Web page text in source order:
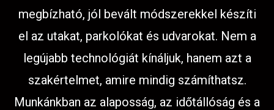
megbízható, jól bevált módszerekkel készíti
el az utakat, parkolókat és udvarokat. Nem a
legújabb technológiát kínáljuk, hanem azt a
szakértelmet, amire mindig számíthatsz.
Munkánkban az alaposság, az időtállóság és a